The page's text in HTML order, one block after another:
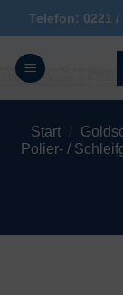
Zum
Inhalt
springen
Telefon: 0221
Start /
Polier- /